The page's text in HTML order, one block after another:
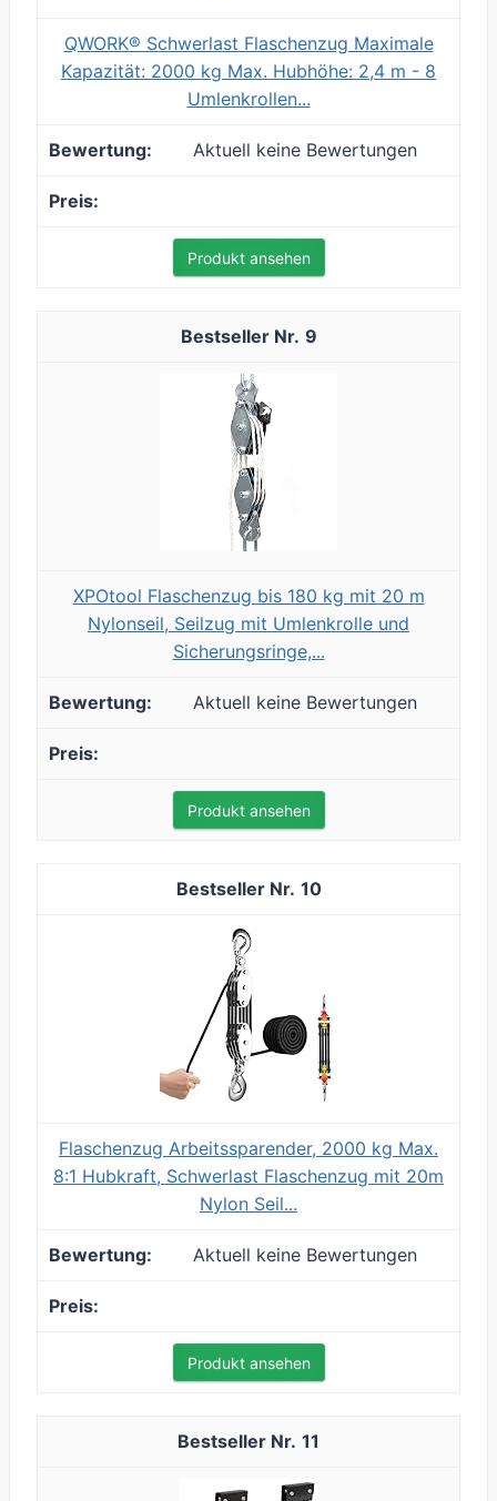
QWORK® Schwerlast Flaschenzug Maximale
Kapazität: 2000 kg Max. Hubhöhe: 2,4 m - 8
Umlenkrollen...
Aktuell keine Bewertungen
Produkt ansehen
9
XPOtool Flaschenzug bis 180 kg mit 20 m
Nylonseil, Seilzug mit Umlenkrolle und
Sicherungsringe,...
Aktuell keine Bewertungen
Produkt ansehen
10
Flaschenzug Arbeitssparender, 2000 kg Max.
8:1 Hubkraft, Schwerlast Flaschenzug mit 20m
Nylon Seil...
Aktuell keine Bewertungen
Produkt ansehen
11